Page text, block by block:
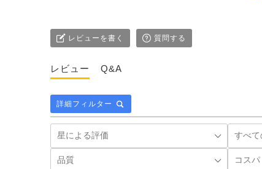
レビューを書く 質問する
レビュー Q&A
詳細フィルター